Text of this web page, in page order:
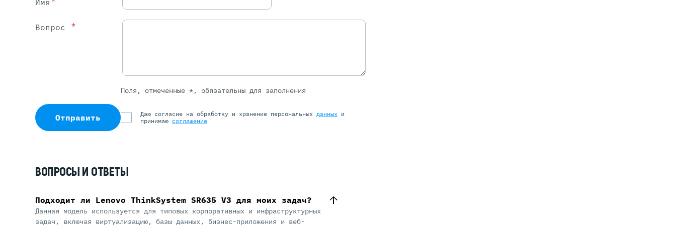
Имя
Вопрос *
Поля, отмеченные *, обязательны для заполнения
Отправить Даю согласие на обработку и хранение персональных данных и
принимаю соглашение
ВОПРОСЫ И ОТВЕТЫ
Подходит ли Lenovo ThinkSystem SR635 V3 для моих задач?
Данная модель используется для типовых корпоративных и инфраструктурных
задач, включая виртуализацию, базы данных, бизнес-приложения и веб-